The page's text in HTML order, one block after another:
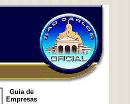
Guia de
Empresas